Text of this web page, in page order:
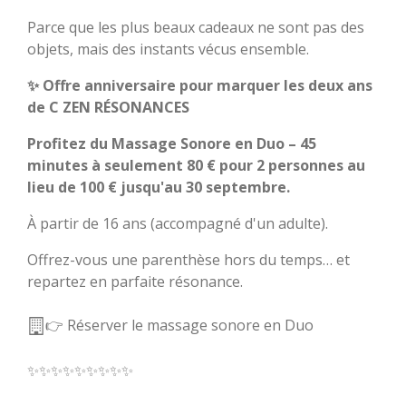
Parce que les plus beaux cadeaux ne sont pas des
objets, mais des instants vécus ensemble.
✨ Offre anniversaire pour marquer les deux ans
de C ZEN RÉSONANCES
Profitez du Massage Sonore en Duo – 45
minutes à seulement 80 € pour 2 personnes au
lieu de 100 € jusqu'au 30 septembre.
À partir de 16 ans (accompagné d'un adulte).
Offrez-vous une parenthèse hors du temps… et
repartez en parfaite résonance.
👉 Réserver le massage sonore en Duo
✨✨✨✨✨✨✨✨✨